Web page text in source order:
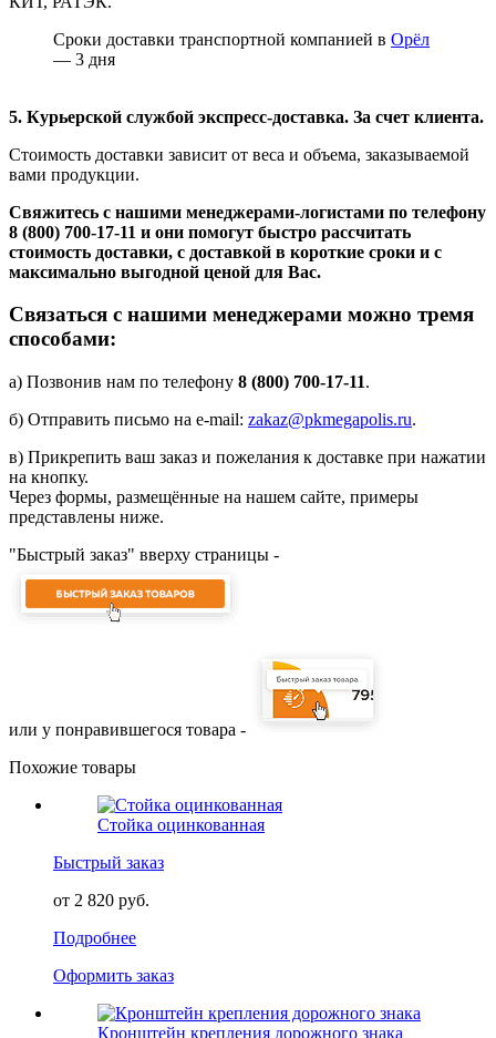
Сроки доставки транспортной компанией в Орёл
— 3 дня
5. Курьерской службой экспресс-доставка. За счет клиента.
Стоимость доставки зависит от веса и объема, заказываемой
вами продукции.
Свяжитесь с нашими менеджерами-логистами по телефону
8 (800) 700-17-11 и они помогут быстро рассчитать
стоимость доставки, с доставкой в короткие сроки и с
максимально выгодной ценой для Вас.
Связаться с нашими менеджерами можно тремя
способами:
а) Позвонив нам по телефону 8 (800) 700-17-11.
б) Отправить письмо на e-mail: zakaz@pkmegapolis.ru.
в) Прикрепить ваш заказ и пожелания к доставке при нажатии
на кнопку.
Через формы, размещённые на нашем сайте, примеры
представлены ниже.
"Быстрый заказ" вверху страницы -
или у понравившегося товара -
Похожие товары
Стойка оцинкованная
Быстрый заказ
от 2 820 руб.
Подробнее
Оформить заказ
Кронштейн крепления дорожного знака